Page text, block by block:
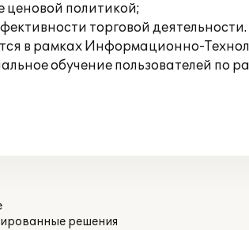
ценовой политикой;
торговой деятельности.
в рамках Информационно-
обучение пользователей по
решения